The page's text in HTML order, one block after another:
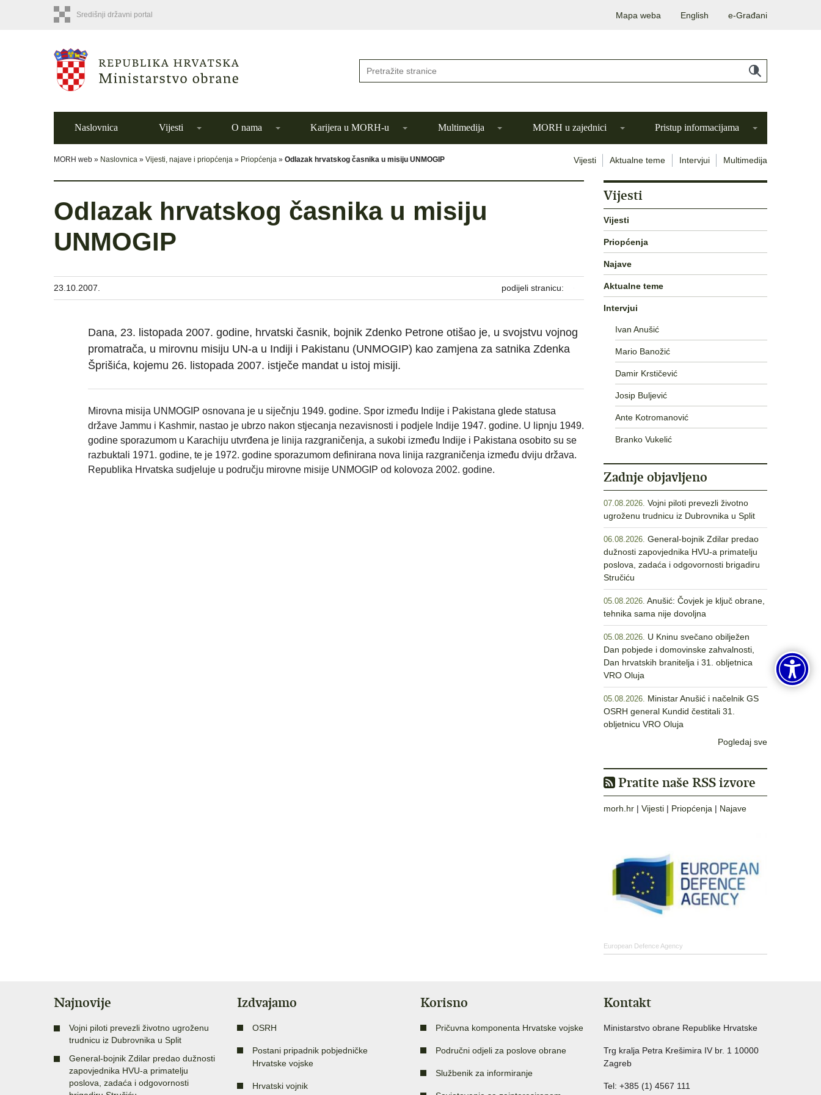
Središnji državni portal Mapa weba English e-Građani
Naslovnica Vijesti O nama Karijera u MORH-u Multimedija MORH u zajednici Pristup informacijama
MORH web » Naslovnica » Vijesti, najave i priopćenja » Priopćenja » Odlazak hrvatskog časnika u misiju UNMOGIP Vijesti Aktualne teme Intervjui Multimedija
Odlazak hrvatskog časnika u misiju
UNMOGIP
23.10.2007. podijeli stranicu:
Dana, 23. listopada 2007. godine, hrvatski časnik, bojnik Zdenko Petrone otišao je, u svojstvu vojnog
promatrača, u mirovnu misiju UN-a u Indiji i Pakistanu (UNMOGIP) kao zamjena za satnika Zdenka
Šprišića, kojemu 26. listopada 2007. istječe mandat u istoj misiji.
Mirovna misija UNMOGIP osnovana je u siječnju 1949. godine. Spor između Indije i Pakistana glede statusa
države Jammu i Kashmir, nastao je ubrzo nakon stjecanja nezavisnosti i podjele Indije 1947. godine. U lipnju 1949.
godine sporazumom u Karachiju utvrđena je linija razgraničenja, a sukobi između Indije i Pakistana osobito su se
razbuktali 1971. godine, te je 1972. godine sporazumom definirana nova linija razgraničenja između dviju država.
Republika Hrvatska sudjeluje u području mirovne misije UNMOGIP od kolovoza 2002. godine.
Vijesti
Vijesti
Priopćenja
Najave
Aktualne teme
Intervjui
Ivan Anušić
Mario Banožić
Damir Krstičević
Josip Buljević
Ante Kotromanović
Branko Vukelić
Zadnje objavljeno
07.08.2026. Vojni piloti prevezli životno
ugroženu trudnicu iz Dubrovnika u Split
06.08.2026. General-bojnik Zdilar predao
dužnosti zapovjednika HVU-a primatelju
poslova, zadaća i odgovornosti brigadiru
Stručiću
05.08.2026. Anušić: Čovjek je ključ obrane,
tehnika sama nije dovoljna
05.08.2026. U Kninu svečano obilježen
Dan pobjede i domovinske zahvalnosti,
Dan hrvatskih branitelja i 31. obljetnica
VRO Oluja
05.08.2026. Ministar Anušić i načelnik GS
OSRH general Kundid čestitali 31.
obljetnicu VRO Oluja
Pogledaj sve
Pratite naše RSS izvore
morh.hr | Vijesti | Priopćenja | Najave
European Defence Agency
Najnovije
Vojni piloti prevezli životno ugroženu
trudnicu iz Dubrovnika u Split
General-bojnik Zdilar predao dužnosti
zapovjednika HVU-a primatelju
poslova, zadaća i odgovornosti
Izdvajamo
OSRH
Postani pripadnik pobjedničke
Hrvatske vojske
Hrvatski vojnik
Korisno
Pričuvna komponenta Hrvatske vojske
Područni odjeli za poslove obrane
Službenik za informiranje
Kontakt
Ministarstvo obrane Republike Hrvatske
Trg kralja Petra Krešimira IV br. 1 10000
Zagreb
Tel: +385 (1) 4567 111